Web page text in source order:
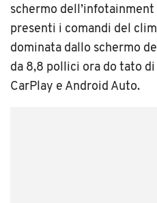
schermo
presenti i comandi del
dominata dallo schermo
da 8,8 pollici ora do tato
CarPlay e Android Auto.